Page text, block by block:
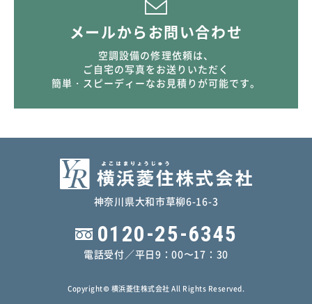
メールからお問い合わせ
空調設備の修理依頼は、
ご自宅の写真をお送りいただく
簡単・スピーディーなお見積りが可能です。
神奈川県大和市草柳6-16-3
0120-25-6345
電話受付／平日9：00〜17：30
Copyright© 横浜菱住株式会社 All Rights Reserved.